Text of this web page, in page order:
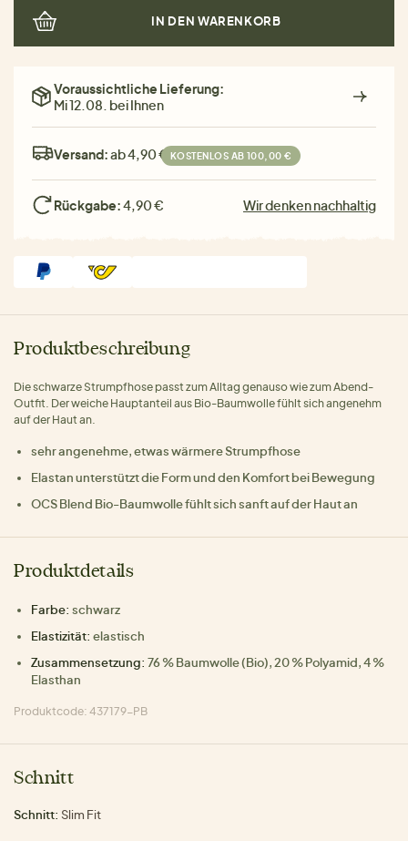
IN DEN WARENKORB
Voraussichtliche Lieferung:
Mi 12.08. bei Ihnen
Versand:ab 4,90 € KOSTENLOS AB 100,00 €
Rückgabe:4,90 € Wir denken nachhaltig
Produktbeschreibung
Die schwarze Strumpfhose passt zum Alltag genauso wie zum Abend-
Outfit. Der weiche Hauptanteil aus Bio-Baumwolle fühlt sich angenehm
auf der Haut an.
sehr angenehme, etwas wärmere Strumpfhose
Elastan unterstützt die Form und den Komfort bei Bewegung
OCS Blend Bio-Baumwolle fühlt sich sanft auf der Haut an
Produktdetails
Farbe: schwarz
Elastizität: elastisch
Zusammensetzung: 76 % Baumwolle (Bio), 20 % Polyamid, 4 %
Elasthan
Produktcode: 437179-PB
Schnitt
Schnitt: Slim Fit